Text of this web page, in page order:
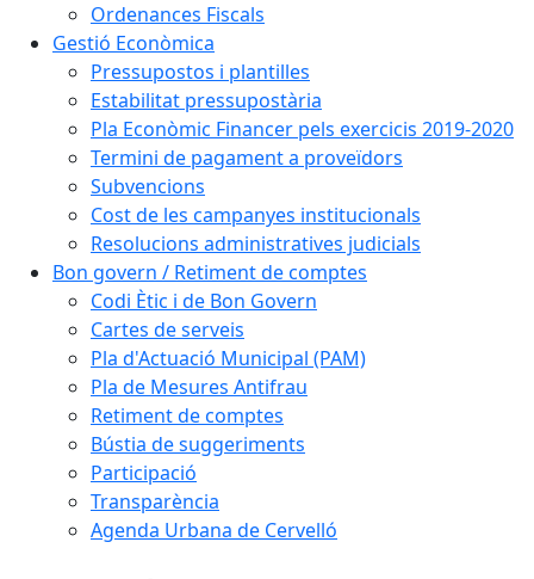
Ordenances Fiscals
Gestió Econòmica
Pressupostos i plantilles
Estabilitat pressupostària
Pla Econòmic Financer pels exercicis 2019-2020
Termini de pagament a proveïdors
Subvencions
Cost de les campanyes institucionals
Resolucions administratives judicials
Bon govern / Retiment de comptes
Codi Ètic i de Bon Govern
Cartes de serveis
Pla d'Actuació Municipal (PAM)
Pla de Mesures Antifrau
Retiment de comptes
Bústia de suggeriments
Participació
Transparència
Agenda Urbana de Cervelló